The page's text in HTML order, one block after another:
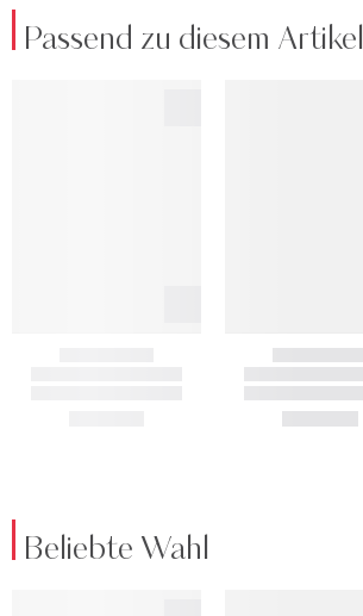
Passend zu diesem Artikel
Beliebte Wahl